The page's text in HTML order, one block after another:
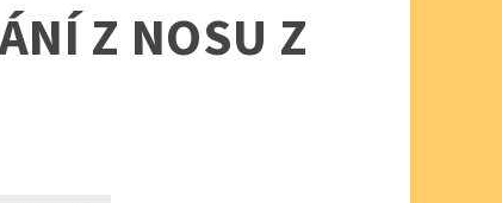
Z NOSU Z